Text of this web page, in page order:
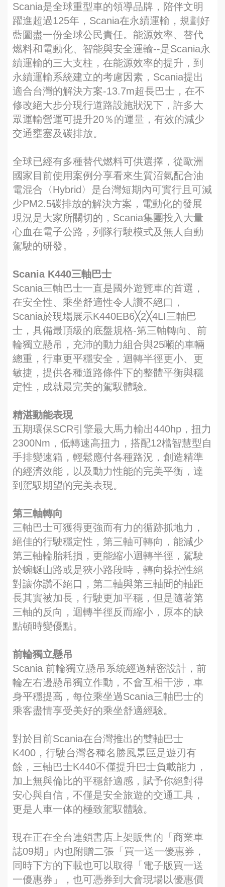
Scania是全球重型車的領導品牌，陪伴文明
躍進超過125年，Scania在永續運輸，規劃好
藍圖盡一份全球公民責任。能源效率、替代
燃料和電動化、智能與安全運輸--是Scania永
續運輸的三大支柱，在能源效率的提升，到
永續運輸系統建立的考慮因素，Scania提出
適合台灣的解決方案-13.7m超長巴士，在不
修改絕大步分現行道路設施狀況下，許多大
眾運輸營運可提升20％的運量，有效的減少
交通壅塞及碳排放。
全球已經有多種替代燃料可供選擇，從歐洲
國家目前使用案例分享看來生質沼氣配合油
電混合〈Hybrid〉是台灣短期內可實行且可減
少PM2.5碳排放的解決方案，電動化的發展
現況是大家所關切的，Scania集團投入大量
心血在電子公路，列隊行駛模式及無人自動
駕駛的研發。
Scania K440三軸巴士
Scania三軸巴士一直是國外遊覽車的首選，
在安全性、乘坐舒適性令人讚不絕口，
Scania於現場展示K440EB6╳2╳4LI三軸巴
士，具備最頂級的底盤規格-第三軸轉向、前
輪獨立懸吊，充沛的動力組合與25噸的車輛
總重，行車更平穩安全，迴轉半徑更小、更
敏捷，提供各種道路條件下的整體平衡與穩
定性，成就最完美的駕馭體驗。
精湛動能表現
五期環保SCR引擎最大馬力輸出440hp，扭力
2300Nm，低轉速高扭力，搭配12檔智慧型自
手排變速箱，輕鬆應付各種路況，創造精準
的經濟效能，以及動力性能的完美平衡，達
到駕馭期望的完美表現。
第三軸轉向
三軸巴士可獲得更強而有力的循跡抓地力，
絕佳的行駛穩定性，第三軸可轉向，能減少
第三軸輪胎耗損，更能縮小迴轉半徑，駕駛
於蜿蜒山路或是狹小路段時，轉向操控性絕
對讓你讚不絕口，第二軸與第三軸間的軸距
長其實被加長，行駛更加平穩，但是隨著第
三軸的反向，迴轉半徑反而縮小，原本的缺
點頓時變優點。
前輪獨立懸吊
Scania 前輪獨立懸吊系統經過精密設計，前
輪左右邊懸吊獨立作動，不會互相干涉，車
身平穩提高，每位乘坐過Scania三軸巴士的
乘客盡情享受美好的乘坐舒適經驗。
對於目前Scania在台灣推出的雙軸巴士
K400，行駛台灣各種名勝風景區是遊刃有
餘，三軸巴士K440不僅提升巴士負載能力，
加上無與倫比的平穩舒適感，賦予你絕對得
安心與自信，不僅是安全旅遊的交通工具，
更是人車一体的極致駕馭體驗。
現在正在全台連鎖書店上架販售的「商業車
誌09期」內也附贈二張「買一送一優惠券，
同時下方的下載也可以取得「電子版買一送
一優惠券」，也可憑券到大會現場以優惠價